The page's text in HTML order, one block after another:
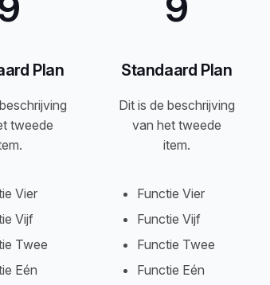
Plan
tweede
Vier
Vijf
Twee
Eén
Standaard Plan
Dit is de beschrijving
van het tweede
item.
Functie Vier
Functie Vijf
Functie Twee
Functie Eén